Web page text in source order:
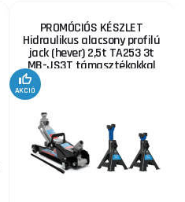
PROMÓCIÓS KÉSZLET
Hidraulikus alacsony profilú
jack (hever) 2,5t TA253 3t
MB-JS3T támasztékokkal
AKCIÓ